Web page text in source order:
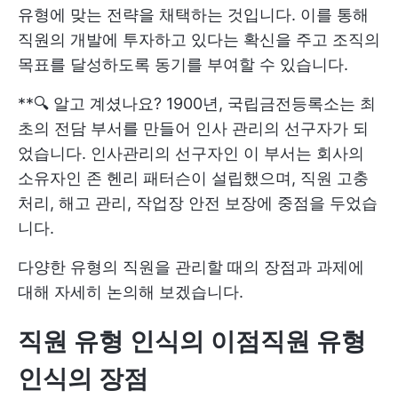
유형에 맞는 전략을 채택하는 것입니다. 이를 통해
직원의 개발에 투자하고 있다는 확신을 주고 조직의
목표를 달성하도록 동기를 부여할 수 있습니다.
**🔍 알고 계셨나요? 1900년, 국립금전등록소는 최
초의 전담 부서를 만들어 인사 관리의 선구자가 되
었습니다. 인사관리의 선구자인 이 부서는 회사의
소유자인 존 헨리 패터슨이 설립했으며, 직원 고충
처리, 해고 관리, 작업장 안전 보장에 중점을 두었습
니다.
다양한 유형의 직원을 관리할 때의 장점과 과제에
대해 자세히 논의해 보겠습니다.
직원 유형 인식의 이점직원 유형
인식의 장점